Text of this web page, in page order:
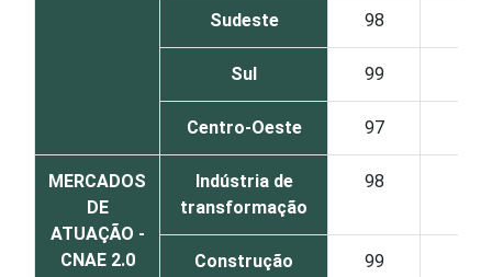
Sudeste 98
Sul 99
Centro-Oeste 97
MERCADOS
DE
ATUAÇÃO -
CNAE 2.0
Indústria de
transformação
98
Construção 99